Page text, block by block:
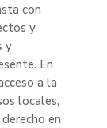
con
y
y
En
a la
locales,
en